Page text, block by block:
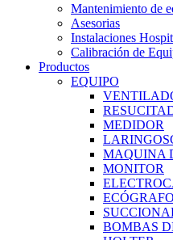
Mantenimiento de
Asesorias
Instalaciones
Calibración de
Productos
EQUIPO
MEDIDOR
MAQUINA
MONITOR
ECÓGRAFO
BOMBAS